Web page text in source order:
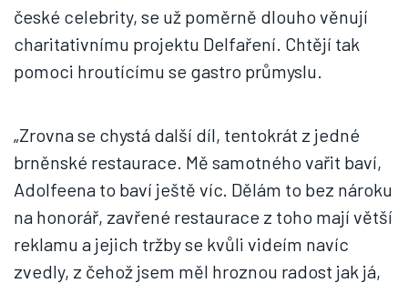
české celebrity, se už poměrně dlouho věnují
charitativnímu projektu Delfaření. Chtějí tak
pomoci hroutícímu se gastro průmyslu.
„Zrovna se chystá další díl, tentokrát z jedné
brněnské restaurace. Mě samotného vařit baví,
Adolfeena to baví ještě víc. Dělám to bez nároku
na honorář, zavřené restaurace z toho mají větší
reklamu a jejich tržby se kvůli videím navíc
zvedly, z čehož jsem měl hroznou radost jak já,